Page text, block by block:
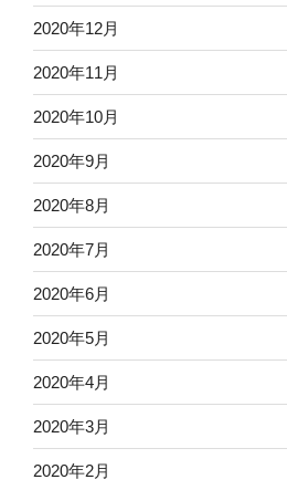
2020年12月
2020年11月
2020年10月
2020年9月
2020年8月
2020年7月
2020年6月
2020年5月
2020年4月
2020年3月
2020年2月